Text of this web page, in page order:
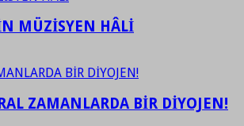
MÜZİSYEN HÂLİ
ZAMANLARDA BİR DİYOJEN!